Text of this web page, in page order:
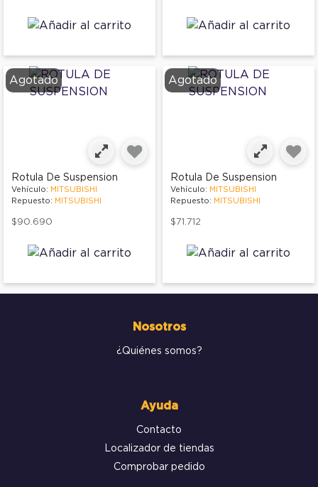
Agotado
Rotula De Suspension
Vehículo: MITSUBISHI
Repuesto: MITSUBISHI
$90.690
Agotado
Rotula De Suspension
Vehículo: MITSUBISHI
Repuesto: MITSUBISHI
$71.712
Nosotros
¿Quiénes somos?
Ayuda
Contacto
Localizador de tiendas
Comprobar pedido